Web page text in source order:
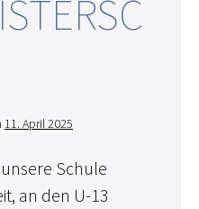
11. April 2025
Schule
an den U-13